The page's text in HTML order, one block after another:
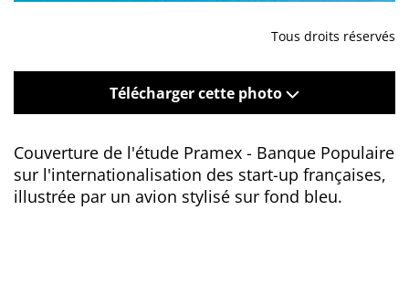
Tous droits réservés
Télécharger cette photo
Couverture de l'étude Pramex - Banque Populaire
sur l'internationalisation des start-up françaises,
illustrée par un avion stylisé sur fond bleu.